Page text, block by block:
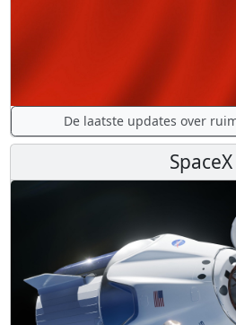
De laatste updates over
SpaceX